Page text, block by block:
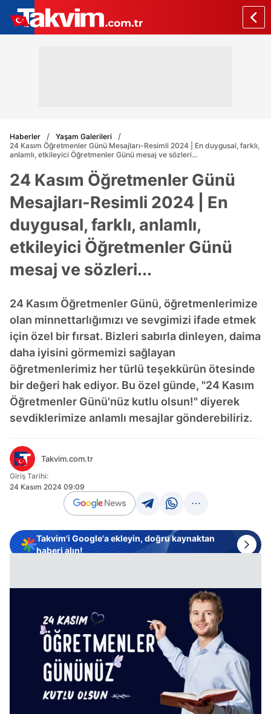
Haberler
Yaşam Galerileri
24 Kasım Öğretmenler Günü Mesajları-Resimli 2024 | En duygusal, farklı,
anlamlı, etkileyici Öğretmenler Günü mesaj ve sözleri...
24 Kasım Öğretmenler Günü
Mesajları-Resimli 2024 | En
duygusal, farklı, anlamlı,
etkileyici Öğretmenler Günü
mesaj ve sözleri...
24 Kasım Öğretmenler Günü, öğretmenlerimize
olan minnettarlığımızı ve sevgimizi ifade etmek
için özel bir fırsat. Bizleri sabırla dinleyen, daima
daha iyisini görmemizi sağlayan
öğretmenlerimiz her türlü teşekkürün ötesinde
bir değeri hak ediyor. Bu özel günde, "24 Kasım
Öğretmenler Günü'nüz kutlu olsun!" diyerek
sevdiklerimize anlamlı mesajlar gönderebiliriz.
Takvim.com.tr
Giriş Tarihi:
24 Kasım 2024 09:09
Takvim'i Google'a ekleyin, doğru kaynaktan
haberi alın!